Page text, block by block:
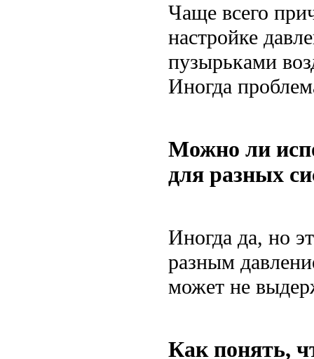
Чаще всего
настройке
пузырьками
Иногда
Можно ли
для разных
Иногда да, но
разным
может не
Как понять,